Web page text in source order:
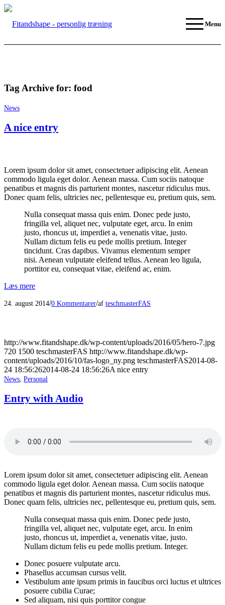
Menu
Tag Archive for: food
News
A nice entry
Lorem ipsum dolor sit amet, consectetuer adipiscing elit. Aenean
commodo ligula eget dolor. Aenean massa. Cum sociis natoque
penatibus et magnis dis parturient montes, nascetur ridiculus mus.
Donec quam felis, ultricies nec, pellentesque eu, pretium quis, sem.
Nulla consequat massa quis enim. Donec pede justo,
fringilla vel, aliquet nec, vulputate eget, arcu. In enim
justo, rhoncus ut, imperdiet a, venenatis vitae, justo.
Nullam dictum felis eu pede mollis pretium. Integer
tincidunt. Cras dapibus. Vivamus elementum semper
nisi. Aenean vulputate eleifend tellus. Aenean leo ligula,
porttitor eu, consequat vitae, eleifend ac, enim.
Læs mere
24. august 2014/0 Kommentarer/af teschmasterFAS
http://www.fitandshape.dk/wp-content/uploads/2016/05/hero-7.jpg
720 1500 teschmasterFAS http://www.fitandshape.dk/wp-
content/uploads/2016/10/fas-logo_ny.png teschmasterFAS2014-08-
24 18:56:262014-08-24 18:56:26A nice entry
News Personal
Entry with Audio
Lorem ipsum dolor sit amet, consectetuer adipiscing elit. Aenean
commodo ligula eget dolor. Aenean massa. Cum sociis natoque
penatibus et magnis dis parturient montes, nascetur ridiculus mus.
Donec quam felis, ultricies nec, pellentesque eu, pretium quis, sem.
Nulla consequat massa quis enim. Donec pede justo,
fringilla vel, aliquet nec, vulputate eget, arcu. In enim
justo, rhoncus ut, imperdiet a, venenatis vitae, justo.
Nullam dictum felis eu pede mollis pretium. Integer.
Donec posuere vulputate arcu.
Phasellus accumsan cursus velit.
Vestibulum ante ipsum primis in faucibus orci luctus et ultrices
posuere cubilia Curae;
Sed aliquam, nisi quis porttitor congue